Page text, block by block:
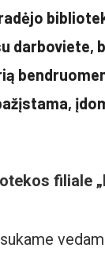
darboviete,
filiale